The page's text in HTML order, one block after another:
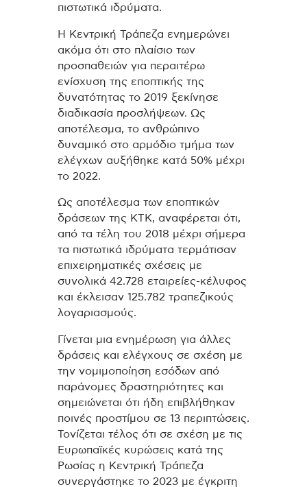
πιστωτικά ιδρύματα.
Η Κεντρική Τράπεζα ενημερώνει
ακόμα ότι στο πλαίσιο των
προσπαθειών για περαιτέρω
ενίσχυση της εποπτικής της
δυνατότητας το 2019 ξεκίνησε
διαδικασία προσλήψεων. Ως
αποτέλεσμα, το ανθρώπινο
δυναμικό στο αρμόδιο τμήμα των
ελέγχων αυξήθηκε κατά 50% μέχρι
το 2022.
Ως αποτέλεσμα των εποπτικών
δράσεων της ΚΤΚ, αναφέρεται ότι,
από τα τέλη του 2018 μέχρι σήμερα
τα πιστωτικά ιδρύματα τερμάτισαν
επιχειρηματικές σχέσεις με
συνολικά 42.728 εταιρείες-κέλυφος
και έκλεισαν 125.782 τραπεζικούς
λογαριασμούς.
Γίνεται μια ενημέρωση για άλλες
δράσεις και ελέγχους σε σχέση με
την νομιμοποίηση εσόδων από
παράνομες δραστηριότητες και
σημειώνεται ότι ήδη επιβλήθηκαν
ποινές προστίμου σε 13 περιπτώσεις.
Τονίζεται τέλος ότι σε σχέση με τις
Ευρωπαϊκές κυρώσεις κατά της
Ρωσίας η Κεντρική Τράπεζα
συνεργάστηκε το 2023 με έγκριτη